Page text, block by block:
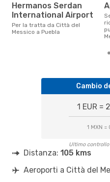
Hermanos Serdan
International Airport
Per la tratta da Città del
Messico a Puebla
Secondo i dati della nostra
Cambio
1 EUR =
1 MXN =
Ultimo
Distanza: 105 kms
Aeroporti a Città del